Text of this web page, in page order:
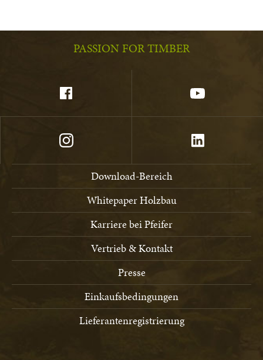
PASSION FOR TIMBER
Download-Bereich
Whitepaper Holzbau
Karriere bei Pfeifer
Vertrieb & Kontakt
Presse
Einkaufsbedingungen
Lieferantenregistrierung